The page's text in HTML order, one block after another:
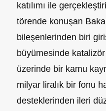
katılımı ile
törende konuşan
bileşenlerinden biri
büyümesinde
üzerinde bir kamu
milyar liralık bir fonu
desteklerinden ileri